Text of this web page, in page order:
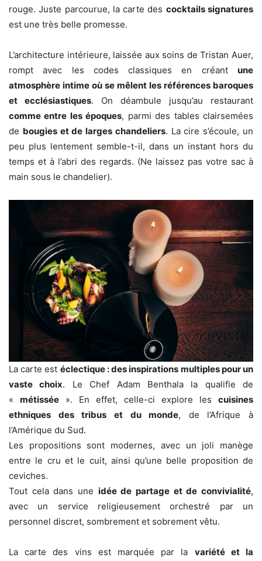
rouge. Juste parcourue, la carte des cocktails signatures
est une très belle promesse.
L’architecture intérieure, laissée aux soins de Tristan Auer,
rompt avec les codes classiques en créant une
atmosphère intime où se mêlent les références baroques
et ecclésiastiques. On déambule jusqu’au restaurant
comme entre les époques, parmi des tables clairsemées
de bougies et de larges chandeliers. La cire s’écoule, un
peu plus lentement semble-t-il, dans un instant hors du
temps et à l’abri des regards. (Ne laissez pas votre sac à
main sous le chandelier).
La carte est éclectique : des inspirations multiples pour un
vaste choix. Le Chef Adam Benthala la qualifie de
« métissée ». En effet, celle-ci explore les cuisines
ethniques des tribus et du monde, de l’Afrique à
l’Amérique du Sud.
Les propositions sont modernes, avec un joli manège
entre le cru et le cuit, ainsi qu’une belle proposition de
ceviches.
Tout cela dans une idée de partage et de convivialité,
avec un service religieusement orchestré par un
personnel discret, sombrement et sobrement vêtu.
La carte des vins est marquée par la variété et la